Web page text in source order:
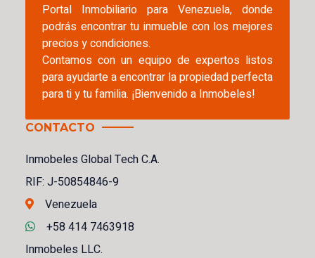
Portal Inmobiliario para Venezuela, donde
podrás encontrar tu inmueble con los mejores
precios y condiciones.
Contamos con un equipo de expertos listos
para ayudarte a encontrar la propiedad perfecta
para ti y tu familia. ¡Bienvenido a Inmobeles!
CONTACTO
Inmobeles Global Tech C.A.
RIF: J-50854846-9
Venezuela
+58 414 7463918
Inmobeles LLC.